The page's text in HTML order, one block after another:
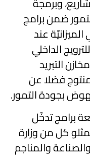
ضمن برامج
الميزانيّة عند
الداخلي
التبريد
فضلا عن
بجودة التمور.
برامج تدخّل
كل من وزارة
والمناجم